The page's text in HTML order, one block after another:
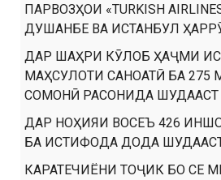
ПАРВОЗҲОИ «TURKISH
ДУШАНБЕ ВА ИСТАНБУЛ
ДАР ШАҲРИ КӮЛОБ ҲАҶМИ
МАҲСУЛОТИ САНОАТӢ БА
СОМОНӢ РАСОНИДА ШУДААСТ
ДАР НОҲИЯИ ВОСЕЪ 426
БА ИСТИФОДА ДОДА
КАРАТЕЧИЁНИ ТОҶИК БО СЕ